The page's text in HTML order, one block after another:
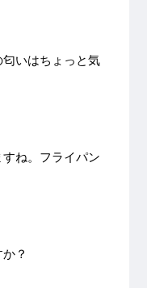
いはちょっと気
すね。フライパン
？